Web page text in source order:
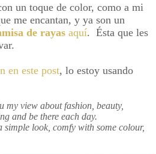
un toque de color, como a mi
me encantan, y ya son un
de rayas aquí. Ésta que les
en este post, lo estoy usando
my view about fashion, beauty,
and be there each day.
simple look, comfy with some colour,